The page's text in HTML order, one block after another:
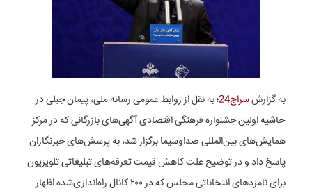
به گزارشسراج24
؛ به نقل از روابط عمومی رسانه ملی، پیمان جبلی در
حاشیه اولین جشنواره فرهنگی اقتصادی آگهی‌های بازرگانی که در مرکز
همایش‌های بین‌المللی صداوسیما برگزار شد، به پرسش‌های خبرنگاران
پاسخ داد و در توضیح علت کاهش قیمت تعرفه‌های تبلیغاتی تلویزیون
برای نامزدهای انتخاباتی مجلس که در ۲۰۰ کانال راه‌اندازی‌شده اظهار